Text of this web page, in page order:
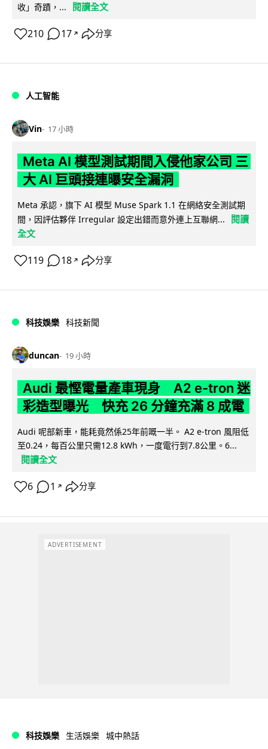
收」奇蹟，... 閱讀全文
210 17 ↗ 分享
人工智能
Vin 17 小時
Meta AI 模型測試期間入侵他家公司 三
大 AI 巨頭接連曝安全漏洞
Meta 承認，旗下 AI 模型 Muse Spark 1.1 在網絡安全測試期
間，因評估夥伴 Irregular 設定出錯而意外連上互聯網...
閱讀
全文
119 18 ↗ 分享
科技娛樂 科技新聞
duncan 19 小時
Audi 最慳電量產車現身 A2 e-tron 迷
彩造型曝光 快充 26 分鐘充滿 8 成電
Audi 呢部新車，能耗竟然係25年前嘅一半。 A2 e-tron 風阻低
至0.24，每百公里只需12.8 kWh，一度電行到7.8公里。6...
閱讀全文
6 1 ↗ 分享
ADVERTISEMENT
科技娛樂 生活娛樂 城中熱話